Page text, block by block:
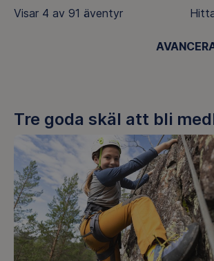
Visar 4 av 91 äventyr
Tre goda skäl att bli